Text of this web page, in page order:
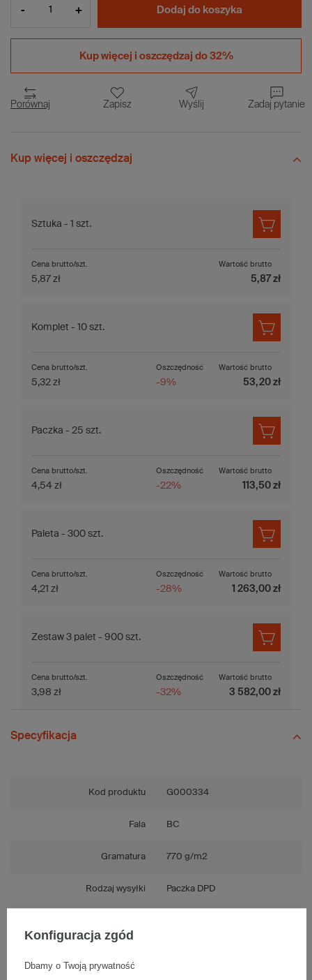
- + Dodaj do koszyka
Kup więcej i oszczędzaj do 32%
Porównaj Zapisz Wyślij Zadaj pytanie
Kup więcej i oszczędzaj
Sztuka - 1 szt.
Cena brutto/szt.
5,87 zł
Wartość brutto
5,87 zł
Komplet - 10 szt.
Oszczędność
-9%
Cena brutto/szt.
5,32 zł
Wartość brutto
53,20 zł
Paczka - 25 szt.
Oszczędność
-22%
Cena brutto/szt.
4,54 zł
Wartość brutto
113,50 zł
Paleta - 300 szt.
Oszczędność
-28%
Cena brutto/szt.
4,21 zł
Wartość brutto
1 263,00 zł
Zestaw 3 palet - 900 szt.
Oszczędność
-32%
Cena brutto/szt.
3,98 zł
Wartość brutto
3 582,00 zł
Specyfikacja
Kod produktu G000334
Fala BC
Gramatura 770 g/m2
Rodzaj wysyłki Paczka DPD
Konfiguracja zgód
Dbamy o Twoją prywatność